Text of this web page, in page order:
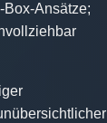
Ansätze;